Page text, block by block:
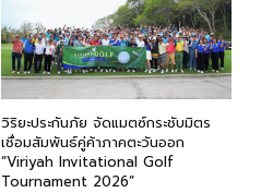
วิริยะประกันภัย จัดแมตซ์กระชับมิตร
เชื่อมสัมพันธ์คู่ค้าภาคตะวันออก
“Viriyah Invitational Golf
Tournament 2026”